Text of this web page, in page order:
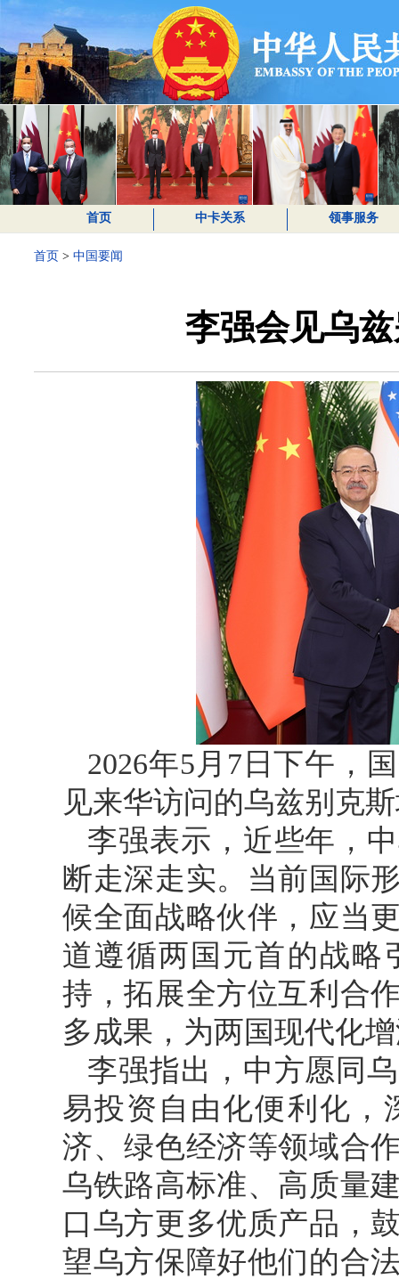
首页 中卡关系 领事服务
首页 > 中国要闻
李强会见乌
2026年5月7日下午，
见来华访问的乌兹别克
李强表示，近些年，
断走深走实。当前国际
候全面战略伙伴，应当
道遵循两国元首的战略
持，拓展全方位互利合
多成果，为两国现代化
李强指出，中方愿同
易投资自由化便利化，
济、绿色经济等领域合
乌铁路高标准、高质量
口乌方更多优质产品，
望乌方保障好他们的合